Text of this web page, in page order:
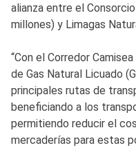
alianza entre el
millones) y Limagas
“Con el Corredor
de Gas Natural Licuado
principales rutas de
beneficiando a los
permitiendo reducir el
mercaderías para estas